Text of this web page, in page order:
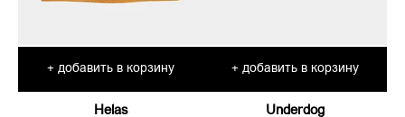
+ добавить в корзину
Helas
+ добавить в корзину
Underdog